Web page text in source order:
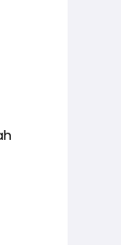
kad